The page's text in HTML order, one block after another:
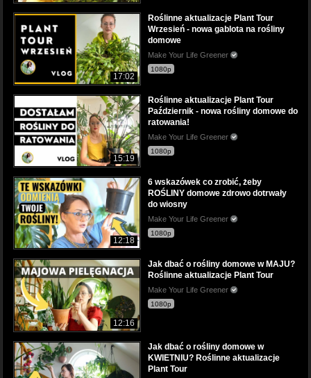
17:02
Roślinne aktualizacje Plant Tour
Wrzesień - nowa gablota na rośliny
domowe
Make Your Life Greener
1080p
15:19
Roślinne aktualizacje Plant Tour
Październik - nowa rośliny domowe do
ratowania!
Make Your Life Greener
1080p
12:18
6 wskazówek co zrobić, żeby
ROŚLINY domowe zdrowo dotrwały
do wiosny
Make Your Life Greener
1080p
12:16
Jak dbać o rośliny domowe w MAJU?
Roślinne aktualizacje Plant Tour
Make Your Life Greener
1080p
Jak dbać o rośliny domowe w
KWIETNIU? Roślinne aktualizacje
Plant Tour